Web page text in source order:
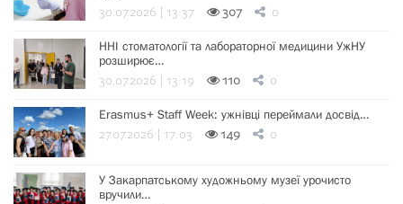
30.07.2026 | 13:37 307 0
ННІ стоматології та лабораторної медицини УжНУ
розширює…
30.07.2026 | 13:19 110 0
Erasmus+ Staff Week: ужнівці переймали досвід…
27.07.2026 | 17:03 149 0
У Закарпатському художньому музеї урочисто
вручили…